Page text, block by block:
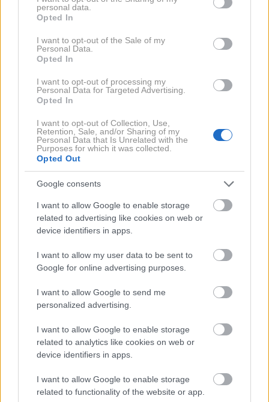
grant or deny consent to Google and its third-party tags to
use your data for below specified purposes in below Google
consent section.
personal data.
Opted In
I want to opt-out of the Sale of my
Personal Data.
Opted In
I want to opt-out of processing my
Personal Data for Targeted Advertising.
Opted In
I want to opt-out of Collection, Use,
Retention, Sale, and/or Sharing of my
Personal Data that Is Unrelated with the
Purposes for which it was collected.
Opted Out
Google consents
I want to allow Google to enable storage
related to advertising like cookies on web or
device identifiers in apps.
I want to allow my user data to be sent to
Google for online advertising purposes.
I want to allow Google to send me
personalized advertising.
I want to allow Google to enable storage
related to analytics like cookies on web or
device identifiers in apps.
I want to allow Google to enable storage
related to functionality of the website or app.
YouClip za pritrditev različnih dodatkov po kabini.
Praktičnost ostaja ena glavnih odlik. Prtljažni prostor
je mogoče prilagajati z navpičnimi pregradami, kabina
pa je zasnovana z mislijo na družinska potovanja.
Debelejša stekla zmanjšujejo hrup pri višjih hitrostih,
vozni položaj pa je nekoliko nižji kot pri običajnih
športnih terencih, kar prispeva k bolj naravnemu
občutku za volanom.
Na voljo bodo trije elektrificirani pogonski sklopi.
Osnovo predstavlja 1,2-litrski trivaljni motor z 48-
uporabe LPG. Nad njim bo polni hibrid z 1,8-litrskim